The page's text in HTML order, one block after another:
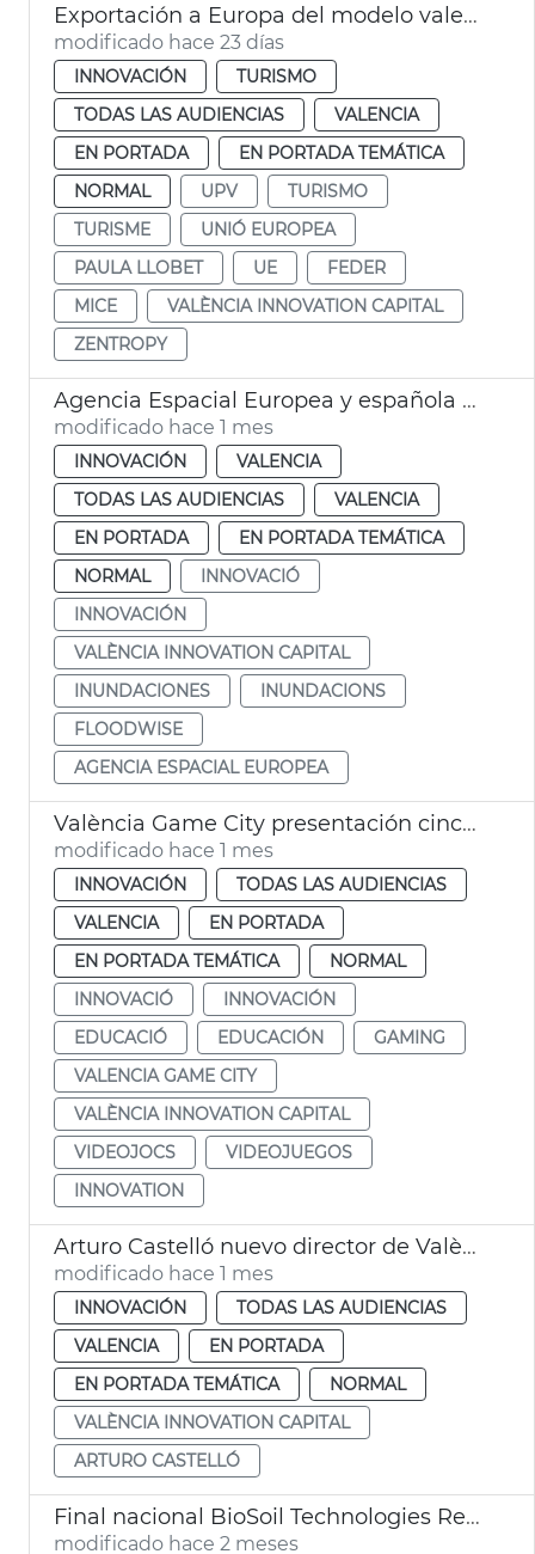
Exportación a Europa del modelo valenciano de turismo de congresos
modificado hace 23 días
INNOVACIÓN
TURISMO
TODAS LAS AUDIENCIAS
VALENCIA
EN PORTADA
EN PORTADA TEMÁTICA
NORMAL
UPV
TURISMO
TURISME
UNIÓ EUROPEA
PAULA LLOBET
UE
FEDER
MICE
VALÈNCIA INNOVATION CAPITAL
ZENTROPY
Agencia Espacial Europea y española seleccionan València para sistema de alerta de inundaciones
modificado hace 1 mes
INNOVACIÓN
VALENCIA
TODAS LAS AUDIENCIAS
VALENCIA
EN PORTADA
EN PORTADA TEMÁTICA
NORMAL
INNOVACIÓ
INNOVACIÓN
VALÈNCIA INNOVATION CAPITAL
INUNDACIONES
INUNDACIONS
FLOODWISE
AGENCIA ESPACIAL EUROPEA
València Game City presentación cinco proyectes educación con videojuegos
modificado hace 1 mes
INNOVACIÓN
TODAS LAS AUDIENCIAS
VALENCIA
EN PORTADA
EN PORTADA TEMÁTICA
NORMAL
INNOVACIÓ
INNOVACIÓN
EDUCACIÓ
EDUCACIÓN
GAMING
VALENCIA GAME CITY
VALÈNCIA INNOVATION CAPITAL
VIDEOJOCS
VIDEOJUEGOS
INNOVATION
Arturo Castelló nuevo director de València Innovation Capital
modificado hace 1 mes
INNOVACIÓN
TODAS LAS AUDIENCIAS
VALENCIA
EN PORTADA
EN PORTADA TEMÁTICA
NORMAL
VALÈNCIA INNOVATION CAPITAL
ARTURO CASTELLÓ
Final nacional BioSoil Technologies Red Bull Basement
modificado hace 2 meses